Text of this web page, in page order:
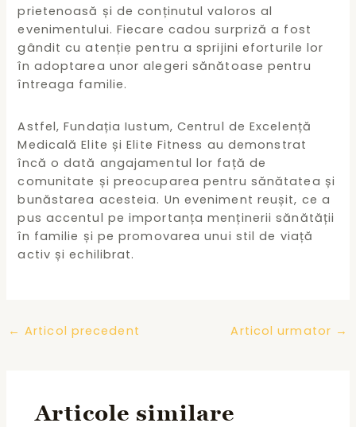
prietenoasă și de conținutul valoros al
evenimentului. Fiecare cadou surpriză a fost
gândit cu atenție pentru a sprijini eforturile lor
în adoptarea unor alegeri sănătoase pentru
întreaga familie.
Astfel, Fundația Iustum, Centrul de Excelență
Medicală Elite și Elite Fitness au demonstrat
încă o dată angajamentul lor față de
comunitate și preocuparea pentru sănătatea și
bunăstarea acesteia. Un eveniment reușit, ce a
pus accentul pe importanța menținerii sănătății
în familie și pe promovarea unui stil de viață
activ și echilibrat.
Post
navigation
← Articol precedent Articol urmator →
Articole similare